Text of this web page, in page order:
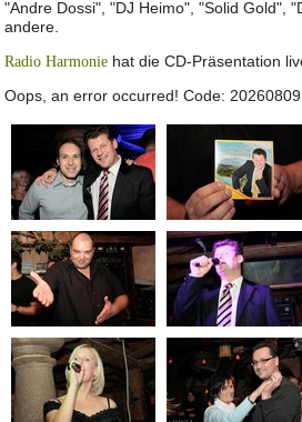
"Andre Dossi", "DJ Heimo", "Solid Gold",
andere.
Radio Harmonie hat die CD-Präsentation
Oops, an error occurred! Code: